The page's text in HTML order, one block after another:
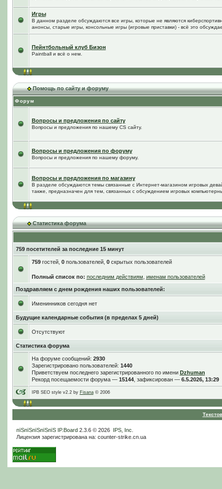
Игры
В данном разделе обсуждаются все игры, которые не являются
анонсы, старые игры, консольные игры (игровые приставки) - всё это
Пейнтбольный клуб Бизон
Paintball и всё о нем.
Помощь по сайту и форуму
Форум
Вопросы и предложения по сайту
Вопросы и предложения по нашему CS сайту.
Вопросы и предложения по форуму
Вопросы и предложения по нашему форуму.
Вопросы и предложения по магазину
В разделе обсуждаются темы связанные с Интернет-магазином игровых
также, предназначен для тем, связанных с обсуждением игровых
Статистика форума
759 посетителей за последние 15 минут
759гостей, 0пользователей, 0скрытых пользователей
Полный список по: последним действиям именам пользователей
Поздравляем с днем рождения наших пользователей:
Именинников сегодня нет
Будущие календарные события (в пределах 5 дней)
Отсутствуют
Статистика форума
На форуме сообщений: 2930
Зарегистрировано пользователей: 1440
Приветствуем последнего зарегистрированного по имени Dzhuman
Рекорд посещаемости форума — 15144, зафиксирован — 6.5.2026, 13:29
IPB SEO style v2.2 by Fisana© 2006
пїЅпїЅпїЅпїЅпїЅ IP.Board2.3.6 © 2026 IPS, Inc
Лицензия зарегистрирована на: counter-strike.cn.ua